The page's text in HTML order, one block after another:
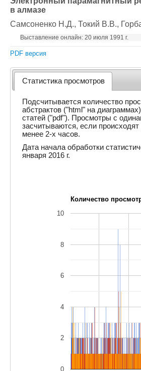
в алмазе
Самсоненко Н.Д., Токий В.В.,
Выставление онлайн: 20 июля 1991 г.
PDF версия
Статистика просмотров
Подсчитывается количество
абстрактов ("html" на
статей ("pdf"). Просмотры с
засчитываются, если
менее 2-х часов.
Дата начала обработки
января 2016 г.
Количество
0
2
4
6
8
10